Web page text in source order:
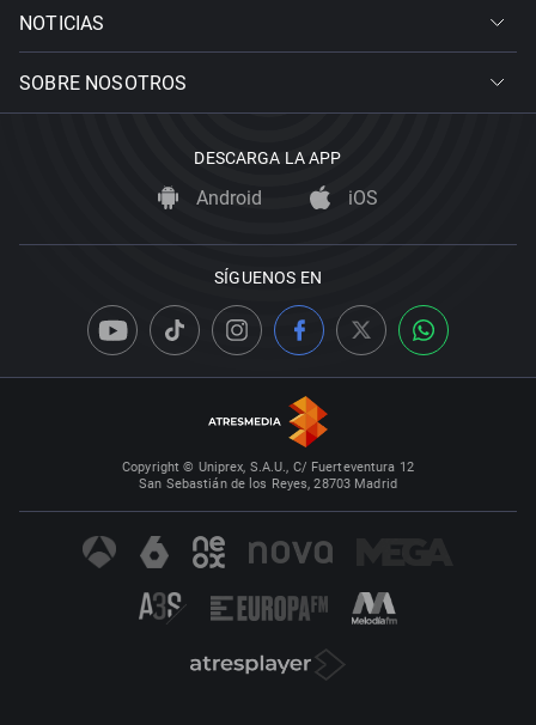
NOTICIAS
SOBRE NOSOTROS
DESCARGA LA APP
Android iOS
SÍGUENOS EN
Copyright © Uniprex, S.A.U., C/ Fuerteventura 12
San Sebastián de los Reyes, 28703 Madrid